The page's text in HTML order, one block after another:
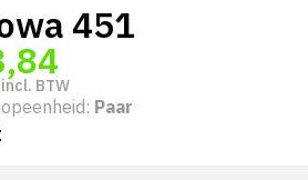
451
incl. BTW
Paar